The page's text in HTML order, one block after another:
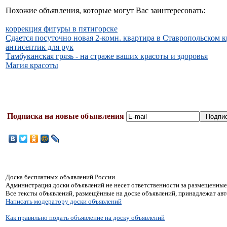
Похожие объявления, которые могут Вас заинтересовать:
коррекция фигуры в пятигорске
Сдается посуточно новая 2-комн. квартира в Ставропольском
антисептик для рук
Тамбуканская грязь - на страже ваших красоты и здоровья
Магия красоты
Подписка на новые объявления
Доска бесплатных объявлений России.
Администрация доски объявлений не несет ответственности за
Все тексты объявлений, размещённые на доске объявлений, принадлежат
Написать модератору доски объявлений
Как правильно подать объявление на доску объявлений